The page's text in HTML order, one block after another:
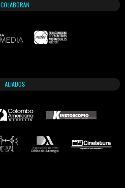
COLABORAN
ALIADOS